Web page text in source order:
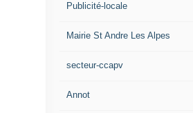
Publicité-locale
Mairie St Andre Les Alpes
secteur-ccapv
Annot